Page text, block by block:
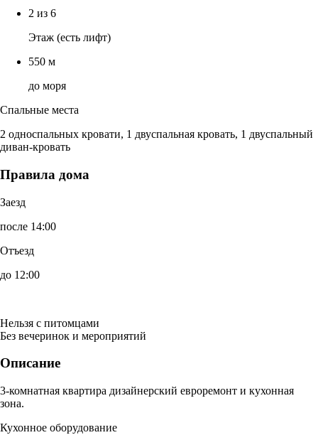
2 из 6
Этаж (есть лифт)
550 м
до моря
Спальные места
2 односпальных кровати, 1 двуспальная кровать, 1 двуспальный
диван-кровать
Правила дома
Заезд
после 14:00
Отъезд
до 12:00
Нельзя с питомцами
Без вечеринок и мероприятий
Описание
3-комнатная квартира дизайнерский евроремонт и кухонная
зона.
Кухонное оборудование